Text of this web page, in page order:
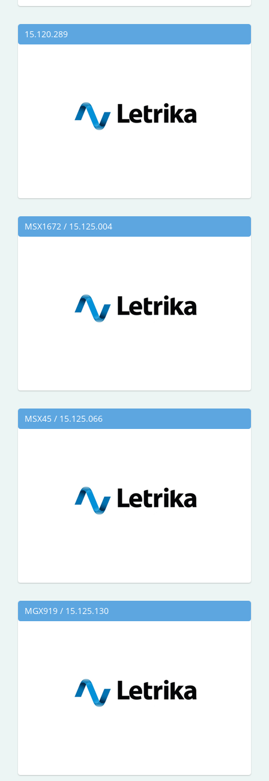
15.120.289
MSX1672 / 15.125.004
MSX45 / 15.125.066
MGX919 / 15.125.130